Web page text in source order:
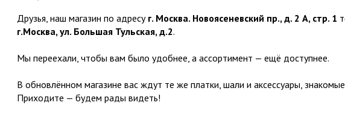
Друзья, наш магазин по адресу г. Москва. Новоясеневский пр., д. 2 А, стр. 1
г.Москва, ул. Большая Тульская, д.2.
Мы переехали, чтобы вам было удобнее, а ассортимент — ещё доступнее.
В обновлённом магазине вас ждут те же платки, шали и аксессуары,
Приходите — будем рады видеть!